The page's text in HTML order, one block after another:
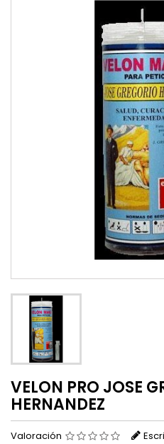
VELON PRO JOSE
HERNANDEZ
Valoración